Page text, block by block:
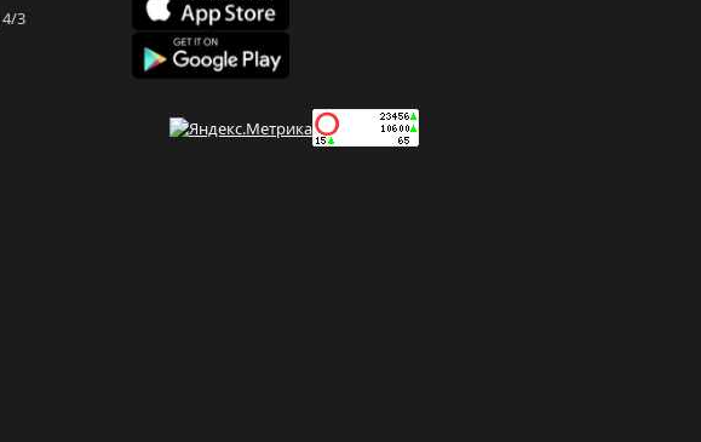
4/3